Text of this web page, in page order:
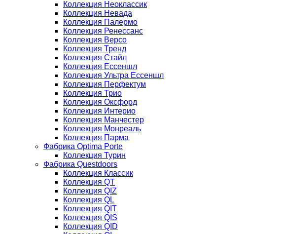
Коллекция Неоклассик
Коллекция Невада
Коллекция Палермо
Коллекция Ренессанс
Коллекция Версо
Коллекция Тренд
Коллекция Стайл
Коллекция Ессеншл
Коллекция Ультра Ессеншл
Коллекция Перфектум
Коллекция Трио
Коллекция Оксфорд
Коллекция Интерио
Коллекция Манчестер
Коллекция Монреаль
Коллекция Парма
Фабрика Optima Porte
Коллекция Турин
Фабрика Questdoors
Коллекция Классик
Коллекция QT
Коллекция QIZ
Коллекция QL
Коллекция QIT
Коллекция QIS
Коллекция QID